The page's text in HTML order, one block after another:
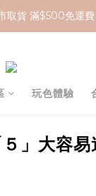
即贈 $100 購物金
取貨 滿$500免運費
玩色體驗
」大容